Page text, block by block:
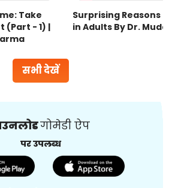
सभी देखें
Take
(Part - 1) |
Surprising Reasons
in Adults By Dr.
गोमेडी ऐप
पर उपलब्ध